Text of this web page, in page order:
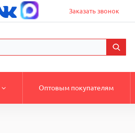
Заказать звонок
Оптовым покупателям